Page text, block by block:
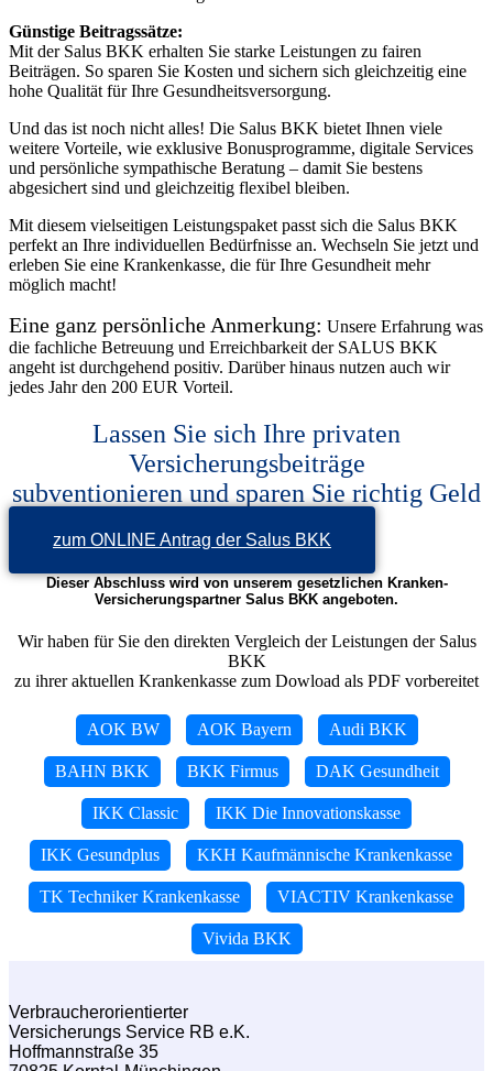
Günstige Beitragssätze:
Mit der Salus BKK erhalten Sie starke Leistungen zu fairen
Beiträgen. So sparen Sie Kosten und sichern sich gleichzeitig eine
hohe Qualität für Ihre Gesundheitsversorgung.
Und das ist noch nicht alles! Die Salus BKK bietet Ihnen viele
weitere Vorteile, wie exklusive Bonusprogramme, digitale Services
und persönliche sympathische Beratung – damit Sie bestens
abgesichert sind und gleichzeitig flexibel bleiben.
Mit diesem vielseitigen Leistungspaket passt sich die Salus BKK
perfekt an Ihre individuellen Bedürfnisse an. Wechseln Sie jetzt und
erleben Sie eine Krankenkasse, die für Ihre Gesundheit mehr
möglich macht!
Eine ganz persönliche Anmerkung: Unsere Erfahrung was
die fachliche Betreuung und Erreichbarkeit der SALUS BKK
angeht ist durchgehend positiv. Darüber hinaus nutzen auch wir
jedes Jahr den 200 EUR Vorteil.
Lassen Sie sich Ihre privaten
Versicherungsbeiträge
subventionieren und sparen Sie richtig Geld
zum ONLINE Antrag der Salus BKK
Dieser Abschluss wird von unserem gesetzlichen Kranken-
Versicherungspartner Salus BKK angeboten.
Wir haben für Sie den direkten Vergleich der Leistungen der Salus
BKK
zu ihrer aktuellen Krankenkasse zum Dowload als PDF vorbereitet
AOK BW AOK Bayern Audi BKK
BAHN BKK BKK Firmus DAK Gesundheit
IKK Classic IKK Die Innovationskasse
IKK Gesundplus KKH Kaufmännische Krankenkasse
TK Techniker Krankenkasse VIACTIV Krankenkasse
Vivida BKK
Verbraucherorientierter
Versicherungs Service RB e.K.
Hoffmannstraße 35